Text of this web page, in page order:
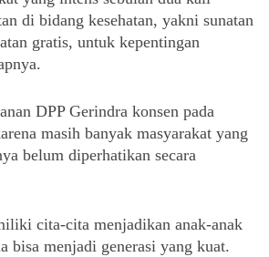
di bidang kesehatan, yakni sunatan
gratis, untuk kepentingan
DPP Gerindra konsen pada
masih banyak masyarakat yang
belum diperhatikan secara
cita-cita menjadikan anak-anak
bisa menjadi generasi yang kuat.